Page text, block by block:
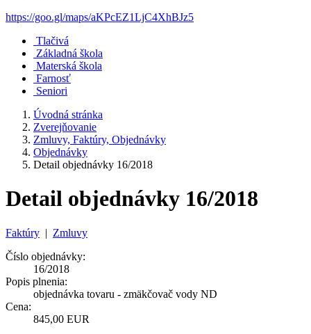
https://goo.gl/maps/aKPcEZ1LjC4XhBJz5
Tlačivá
Základná škola
Materská škola
Farnosť
Seniori
Úvodná stránka
Zverejňovanie
Zmluvy, Faktúry, Objednávky
Objednávky
Detail objednávky 16/2018
Detail objednávky 16/2018
Faktúry | Zmluvy
Číslo objednávky:
16/2018
Popis plnenia:
objednávka tovaru - zmäkčovač vody ND
Cena:
845,00 EUR